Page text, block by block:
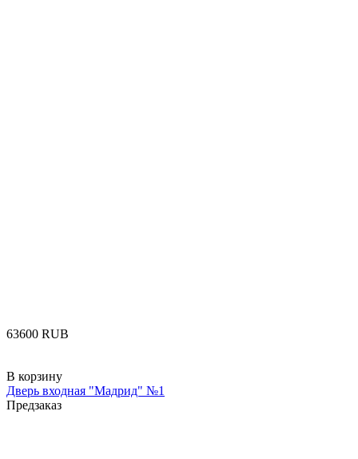
‍63600‍ RUB
В корзину
Дверь входная "Мадрид" №1
Предзаказ